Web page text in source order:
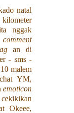
natal
nggak
comment
an di
- sms -
malem
YM,
emoticon
Okeee,